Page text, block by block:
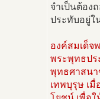
จำเป็นต้อง
ประทับอยู่ใ
องค์สมเด็จ
พระพุทธปร
พุทธศาสนา
เทพบุรุษ เ